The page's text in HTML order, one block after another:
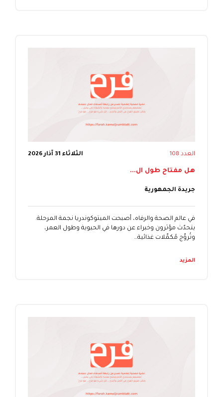
العدد 108 الثلاثاء 31 آذار 2026
هل مفتاح طول ال...
جريدة الجمهورية
في عالم الصحة والرفاه، أصبحت الميتوكوندريا نجمة المرحلة.
يتحدّث مؤثرون وخبراء عن دورها في الحيوية وطول العمر،
وتُروِّج مُكمِّلات غذائية…
المزيد